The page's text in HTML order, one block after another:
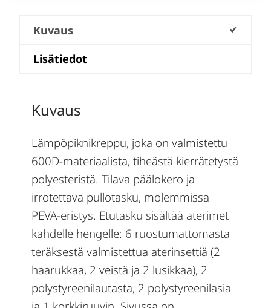
Kuvaus
Lisätiedot
Kuvaus
Lämpöpiknikreppu, joka on valmistettu
600D-materiaalista, tiheästä kierrätetystä
polyesteristä. Tilava päälokero ja
irrotettava pullotasku, molemmissa
PEVA-eristys. Etutasku sisältää aterimet
kahdelle hengelle: 6 ruostumattomasta
teräksestä valmistettua aterinsettiä (2
haarukkaa, 2 veistä ja 2 lusikkaa), 2
polystyreenilautasta, 2 polystyreenilasia